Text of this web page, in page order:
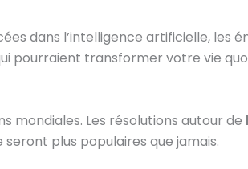
dans l’intelligence artificielle, les
pourraient transformer votre vie
mondiales. Les résolutions autour de
plus populaires que jamais.